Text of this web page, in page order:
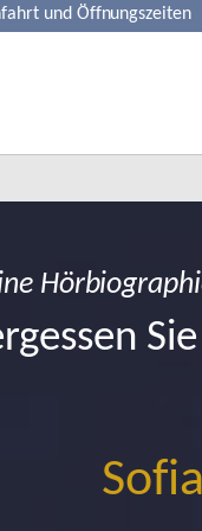
und Öffnungszeiten